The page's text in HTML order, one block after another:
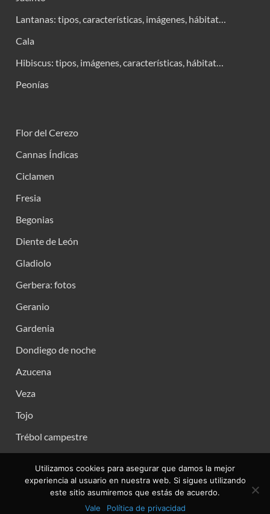
Lantanas: tipos, características, imágenes, hábitat…
Cala
Hibiscus: tipos, imágenes, características, hábitat…
Peonías
Flor del Cerezo
Cannas Índicas
Ciclamen
Fresia
Begonias
Diente de León
Gladiolo
Gerbera: fotos
Geranio
Gardenia
Dondiego de noche
Azucena
Veza
Tojo
Trébol campestre
Copyright © 2026
WordPressyHitMag
Utilizamos cookies para asegurar que damos la mejor
experiencia al usuario en nuestra web. Si sigues utilizando
este sitio asumiremos que estás de acuerdo.
Vale
Política de privacidad